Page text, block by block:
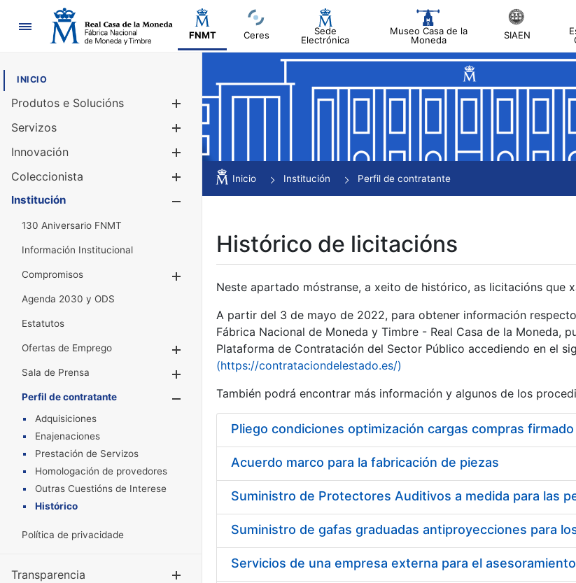
Navegación
FNMT Ceres
Sede
Electrónica
Museo Casa de la
Moneda
SIAEN
INICIO
Produtos e Solucións
Mostrar/Ocultar
Servizos
Innovación
Coleccionista
Mostrar/Ocultar
Institución
130 Aniversario FNMT
Información Institucional
Compromisos
Agenda 2030 y ODS
Estatutos
Ofertas de Emprego
Mostrar/Ocultar
Sala de Prensa
Mostrar/Ocultar
Perfil de contratante
Mostrar/Ocultar
Adquisiciones
Enajenaciones
Prestación de Servizos
Homologación de provedores
Outras Cuestións de Interese
Histórico
Política de privacidade
Transparencia
Inicio Institución Perfil de contratante
Histórico de licitacións
Neste apartado móstranse, a xeito de histórico, as licitacións que
A partir del 3 de mayo de 2022, para obtener información
Fábrica Nacional de Moneda y Timbre - Real Casa de la Moneda,
Plataforma de Contratación del Sector Público accediendo en el
(https://contrataciondelestado.es/)
También podrá encontrar más información y algunos de los
Pliego condiciones optimización cargas compras firmado
Acuerdo marco para la fabricación de piezas